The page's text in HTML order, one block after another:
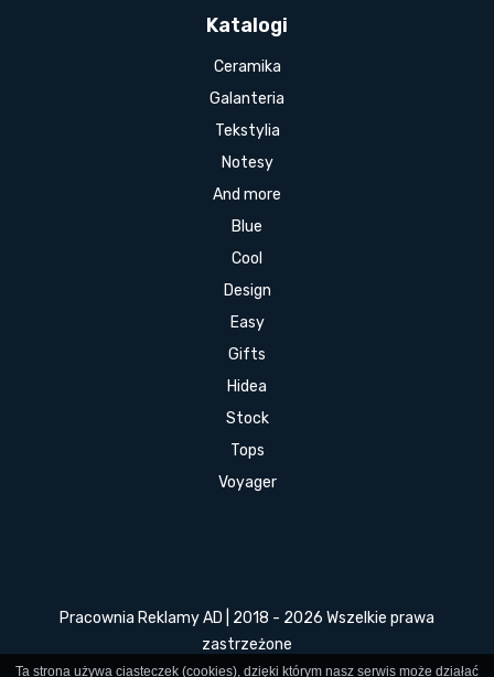
Katalogi
Ceramika
Galanteria
Tekstylia
Notesy
And more
Blue
Cool
Design
Easy
Gifts
Hidea
Stock
Tops
Voyager
Pracownia Reklamy AD | 2018 - 2026 Wszelkie prawa
zastrzeżone
Ta strona używa ciasteczek (cookies), dzięki którym nasz serwis może działać